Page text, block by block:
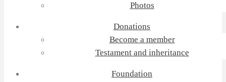
Photos
Donations
Become a member
Testament and inheritance
Foundation